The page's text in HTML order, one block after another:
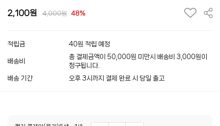
2,100 4,000 48%
적립금 40원 적립 예정
배송비
총 결제금액이 50,000원 미만시 배송비 3,000원이
청구됩니다.
배송 기간
오후 3시까지 결제 완료 시 당일 출고